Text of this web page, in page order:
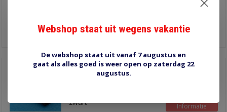
zwart
€8,00
Informatie
kous NGTS12 8-17 mm
zwart
Informatie
Webshop staat uit wegens vakantie
De webshop staat uit vanaf 7 augustus en
gaat als alles goed is weer open op zaterdag 22
augustus.